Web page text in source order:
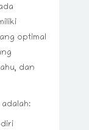
optimal
dan